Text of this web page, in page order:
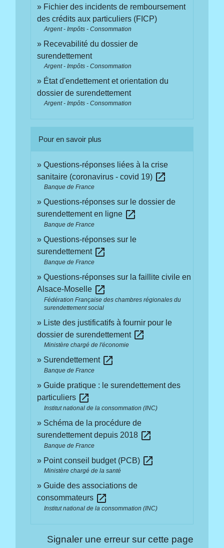
Fichier des incidents de remboursement
des crédits aux particuliers (FICP)
Argent - Impôts - Consommation
Recevabilité du dossier de
surendettement
Argent - Impôts - Consommation
État d'endettement et orientation du
dossier de surendettement
Argent - Impôts - Consommation
Pour en savoir plus
Questions-réponses liées à la crise
sanitaire (coronavirus - covid 19) open_in_new
Banque de France
Questions-réponses sur le dossier de
surendettement en ligne open_in_new
Banque de France
Questions-réponses sur le
surendettement open_in_new
Banque de France
Questions-réponses sur la faillite civile en
Alsace-Moselle open_in_new
Fédération Française des chambres régionales du
surendettement social
Liste des justificatifs à fournir pour le
dossier de surendettement open_in_new
Ministère chargé de l'économie
Surendettement open_in_new
Banque de France
Guide pratique : le surendettement des
particuliers open_in_new
Institut national de la consommation (INC)
Schéma de la procédure de
surendettement depuis 2018 open_in_new
Banque de France
Point conseil budget (PCB) open_in_new
Ministère chargé de la santé
Guide des associations de
consommateurs open_in_new
Institut national de la consommation (INC)
Signaler une erreur sur cette page